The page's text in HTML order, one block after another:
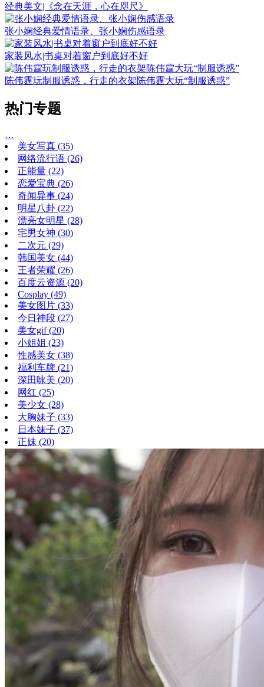
经典美文|《念在天涯，心在咫尺》
张小娴经典爱情语录、张小娴伤感语录
家装风水|书桌对着窗户到底好不好
陈伟霆玩制服诱惑，行走的衣架陈伟霆大玩“制服诱惑”
热门专题
…
美女写真 (35)
网络流行语 (26)
正能量 (22)
恋爱宝典 (26)
奇闻异事 (24)
明星八卦 (22)
漂亮女明星 (28)
宅男女神 (30)
二次元 (29)
韩国美女 (44)
王者荣耀 (26)
百度云资源 (20)
Cosplay (49)
美女图片 (33)
今日神段 (27)
美女gif(20)
小姐姐 (23)
性感美女 (38)
福利车牌 (21)
深田咏美 (20)
网红 (25)
美少女 (28)
大胸妹子 (33)
日本妹子 (37)
正妹 (20)